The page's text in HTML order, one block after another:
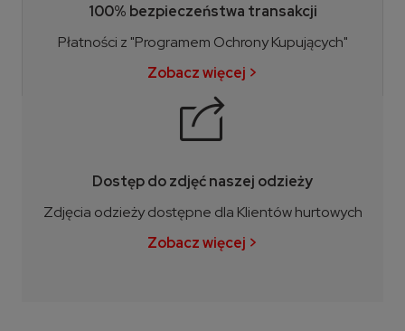
100% bezpieczeństwa transakcji
Płatności z "Programem Ochrony Kupujących"
Zobacz więcej >
Dostęp do zdjęć naszej odzieży
Zdjęcia odzieży dostępne dla Klientów hurtowych
Zobacz więcej >